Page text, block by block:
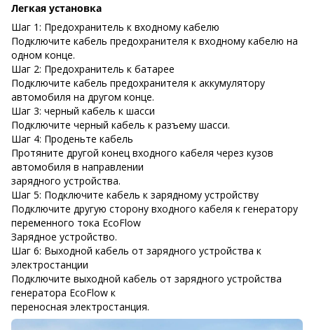
Легкая установка
Шаг 1: Предохранитель к входному кабелю
Подключите кабель предохранителя к входному кабелю на
одном конце.
Шаг 2: Предохранитель к батарее
Подключите кабель предохранителя к аккумулятору
автомобиля на другом конце.
Шаг 3: черный кабель к шасси
Подключите черный кабель к разъему шасси.
Шаг 4: Проденьте кабель
Протяните другой конец входного кабеля через кузов
автомобиля в направлении
зарядного устройства.
Шаг 5: Подключите кабель к зарядному устройству
Подключите другую сторону входного кабеля к генератору
переменного тока EcoFlow
Зарядное устройство.
Шаг 6: Выходной кабель от зарядного устройства к
электростанции
Подключите выходной кабель от зарядного устройства
генератора EcoFlow к
переносная электростанция.